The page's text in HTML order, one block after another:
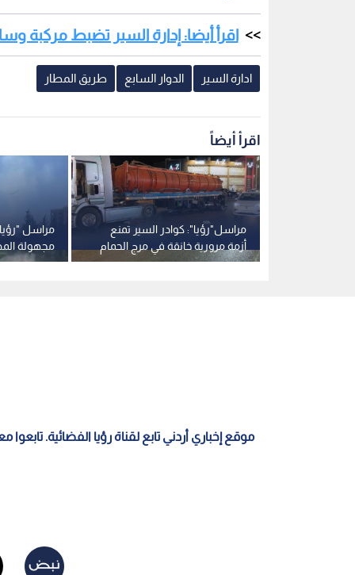
اقرأ أيضا: إدارة السير تضبط مركبة
ادارة السير الدوار السابع طريق المطار
اقرأ أيضاً
مراسل
مجهولة
المطار في
مراسل"رؤيا": كوادر السير تمنع
أزمة مرورية خانقة في مرج الحمام
موقع إخباري أردني تابع لقناة رؤيا الفضائية.